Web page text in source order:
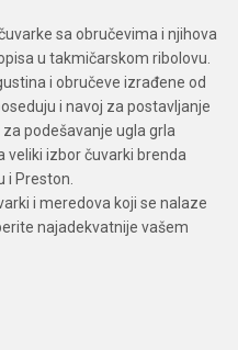
sa obručevima i njihova
u takmičarskom ribolovu.
i obručeve izrađene od
i navoj za postavljanje
podešavanje ugla grla
veliki izbor čuvarki brenda
i Preston.
i meredova koji se nalaze
najadekvatnije vašem